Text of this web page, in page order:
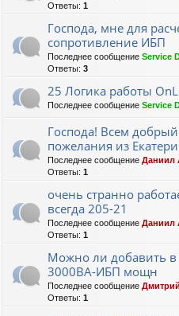
Ответы: 1
Господа, мне для
сопротивление ИБП
Последнее сообщение Service
Ответы: 3
25 Логика работы
Последнее сообщение Service
Господа! Всем
пожелания из
Последнее сообщение Даниил
Ответы: 1
очень странно
всегда 205-21
Последнее сообщение Даниил
Ответы: 1
Можно ли добавить
3000ВА-ИБП мощн
Последнее сообщение
Ответы: 1